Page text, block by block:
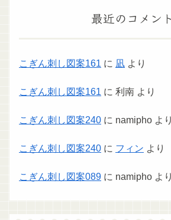
最近のコメント
こぎん刺し図案161 に 凪 より
こぎん刺し図案161 に 利南 より
こぎん刺し図案240 に namipho より
こぎん刺し図案240 に フィン より
こぎん刺し図案089 に namipho より